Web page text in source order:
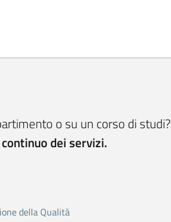
o su un corso di studi?
dei servizi.
della Qualità